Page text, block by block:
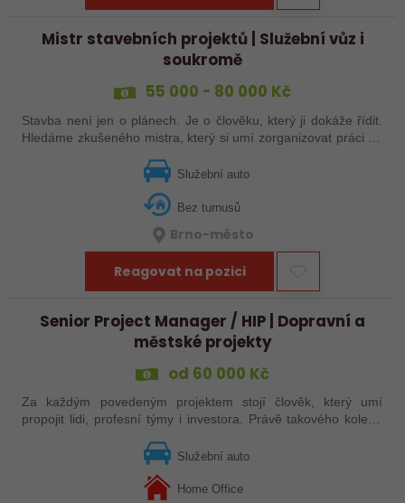
Mistr stavebních projektů | Služební vůz i
soukromě
55 000 - 80 000 Kč
Stavba není jen o plánech. Je o člověku, který ji dokáže řídit.
Hledáme zkušeného mistra, který si umí zorganizovat práci na
Služební auto
Bez turnusů
Brno-město
Reagovat na pozici
Senior Project Manager / HIP | Dopravní a
městské projekty
od 60 000 Kč
Za každým povedeným projektem stojí člověk, který umí
propojit lidi, profesní týmy i investora. Právě takového kolegu
dopravních staveb nebo… Služební auto
Home Office